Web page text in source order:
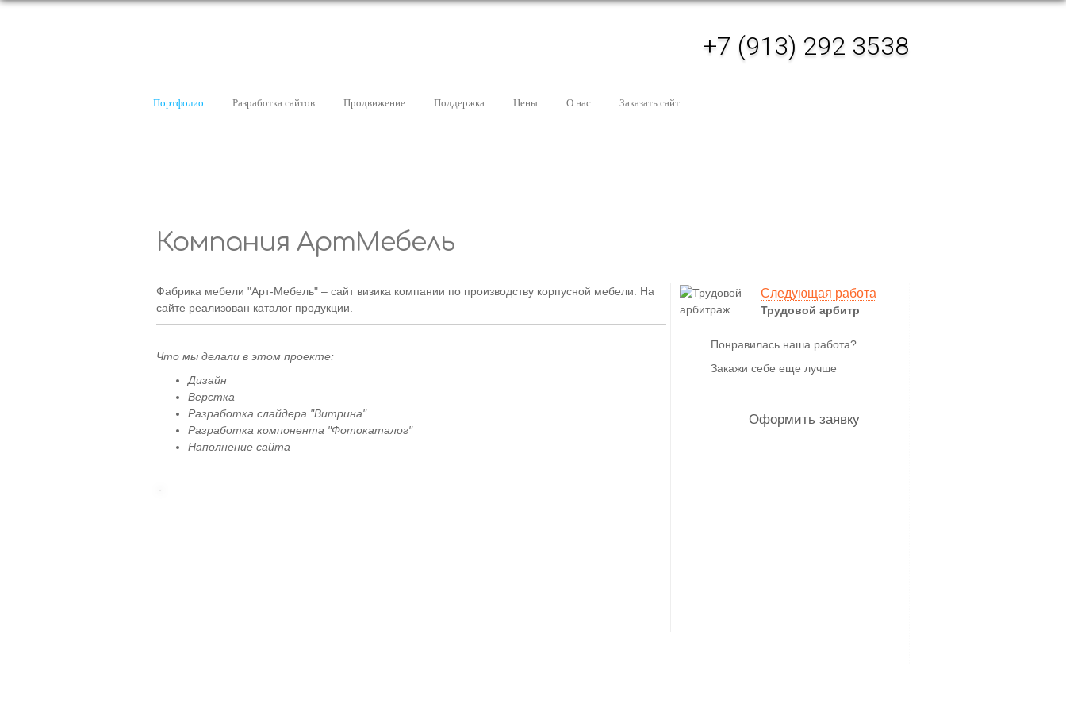
+7 (913) 292 3538
Портфолио Разработка сайтов Продвижение Поддержка Цены О нас Заказать сайт
Компания АртМебель
Фабрика мебели "Арт-Мебель" – сайт визика компании по производству корпусной мебели. На
сайте реализован каталог продукции.
Что мы делали в этом проекте:
Дизайн
Верстка
Разработка слайдера "Витрина"
Разработка компонента "Фотокаталог"
Наполнение сайта
Следующая работа
Трудовой арбитр
Понравилась наша работа?
Закажи себе еще лучше
Оформить заявку